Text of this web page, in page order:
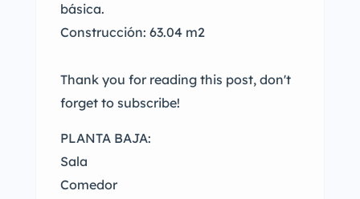
básica.
Construcción: 63.04 m2
Thank you for reading this post, don't
forget to subscribe!
PLANTA BAJA:
Sala
Comedor